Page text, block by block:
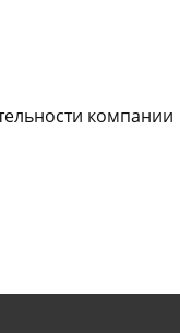
компании